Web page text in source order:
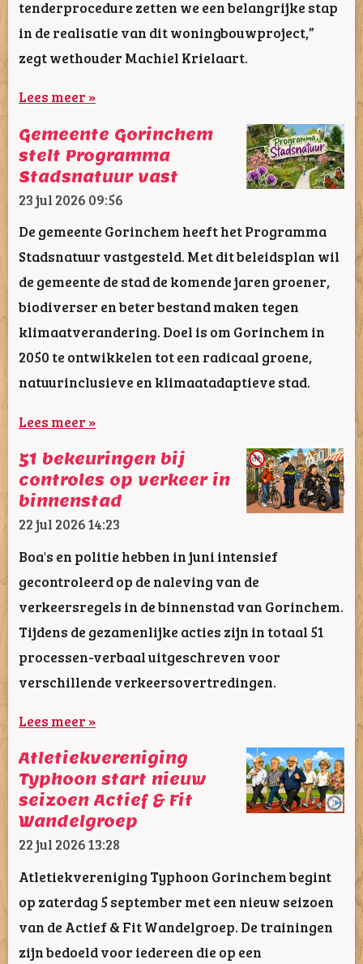
tenderprocedure zetten we een belangrijke stap
in de realisatie van dit woningbouwproject,”
zegt wethouder Machiel Krielaart.
Lees meer »
Gemeente Gorinchem
stelt Programma
Stadsnatuur vast
23 jul 2026 09:56
De gemeente Gorinchem heeft het Programma
Stadsnatuur vastgesteld. Met dit beleidsplan wil
de gemeente de stad de komende jaren groener,
biodiverser en beter bestand maken tegen
klimaatverandering. Doel is om Gorinchem in
2050 te ontwikkelen tot een radicaal groene,
natuurinclusieve en klimaatadaptieve stad.
Lees meer »
51 bekeuringen bij
controles op verkeer in
binnenstad
22 jul 202614:23
Boa's en politie hebben in juni intensief
gecontroleerd op de naleving van de
verkeersregels in de binnenstad van Gorinchem.
Tijdens de gezamenlijke acties zijn in totaal 51
processen-verbaal uitgeschreven voor
verschillende verkeersovertredingen.
Lees meer »
Atletiekvereniging
Typhoon start nieuw
seizoen Actief & Fit
Wandelgroep
22 jul 202613:28
Atletiekvereniging Typhoon Gorinchem begint
op zaterdag 5 september met een nieuw seizoen
van de Actief & Fit Wandelgroep. De trainingen
zijn bedoeld voor iedereen die op een